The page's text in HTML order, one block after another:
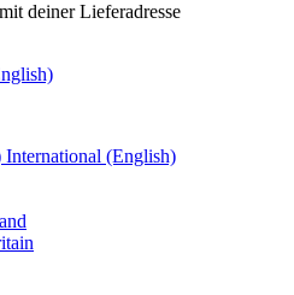
deiner Lieferadresse
International (English)